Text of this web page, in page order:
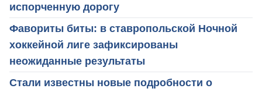
испорченную дорогу
Фавориты биты: в ставропольской Ночной
хоккейной лиге зафиксированы
неожиданные результаты
Стали известны новые подробности о